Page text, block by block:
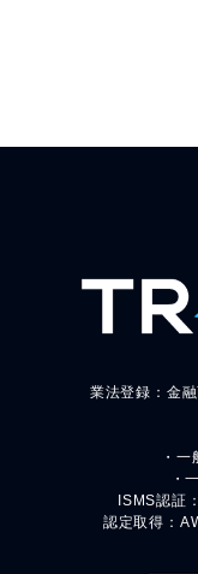
業法登録：金
・
・
ISMS認証
認定取得：